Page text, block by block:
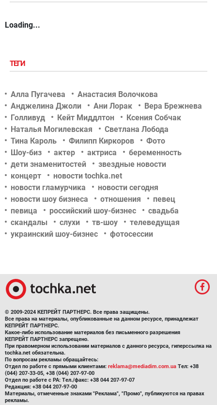
Loading...
ТЕГИ
Алла Пугачева
Анастасия Волочкова
Анджелина Джоли
Ани Лорак
Вера Брежнева
Голливуд
Кейт Миддлтон
Ксения Собчак
Наталья Могилевская
Светлана Лобода
Тина Кароль
Филипп Киркоров
Фото
Шоу-биз
актер актриса
беременность
дети знаменитостей
звездные новости
концерт
новости tochka.net
новости гламурчика
новости сегодня
новости шоу бизнеса
отношения
певец
певица
российский шоу-бизнес
свадьба
скандалы
слухи тв-шоу
телеведущая
украинский шоу-бизнес
фотосессии
© 2009-2024 КЕПРЕЙТ ПАРТНЕРС. Все права защищены.
Все права на материалы, опубликованные на данном ресурсе, принадлежат
КЕПРЕЙТ ПАРТНЕРС.
Какое-либо использование материалов без письменного разрешения
КЕПРЕЙТ ПАРТНЕРС запрещено.
При правомерном использовании материалов с данного ресурса, гиперссылка на
tochka.net обязательна.
По вопросам рекламы обращайтесь:
Отдел по работе с прямыми клиентами: reklama@mediadim.com.ua Тел: +38
(044) 207-33-05, +38 (044) 207-97-00
Отдел по работе с РА: Тел./факс: +38 044 207-97-07
Редакция: +38 044 207-97-00
Материалы, отмеченные знаками "Реклама", "Промо", публикуются на правах
рекламы.